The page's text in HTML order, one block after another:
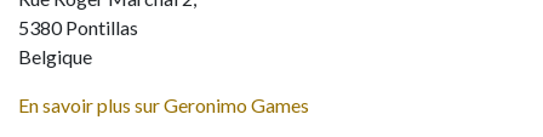
5380 Pontillas
Belgique
En savoir plus sur Geronimo Games